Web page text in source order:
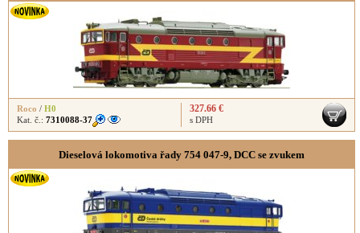
Roco / H0
Kat. č.: 7310088-37
327.66 €
s DPH
Dieselová lokomotiva řady 754 047-9, DCC se zvukem